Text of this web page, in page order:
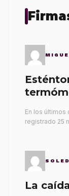
En los últimos
registrado 25
La